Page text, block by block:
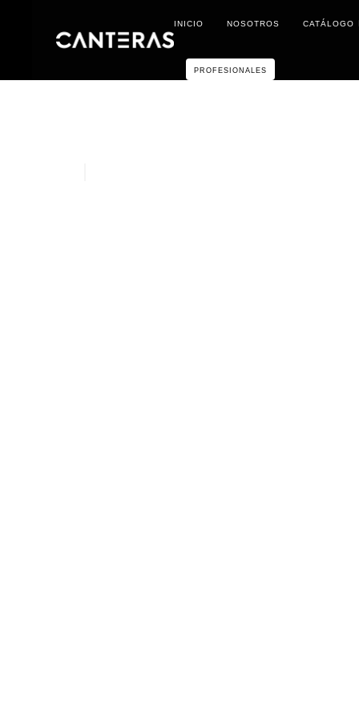
INICIO NOSOTROS CATÁLOGO
PROFESIONALES